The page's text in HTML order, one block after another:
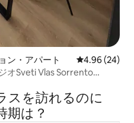
ン・アパート レビュー24
4.96 (24)
オSveti Vlas Sorrento
スを訪⁠れ⁠るの⁠に
期⁠は⁠？